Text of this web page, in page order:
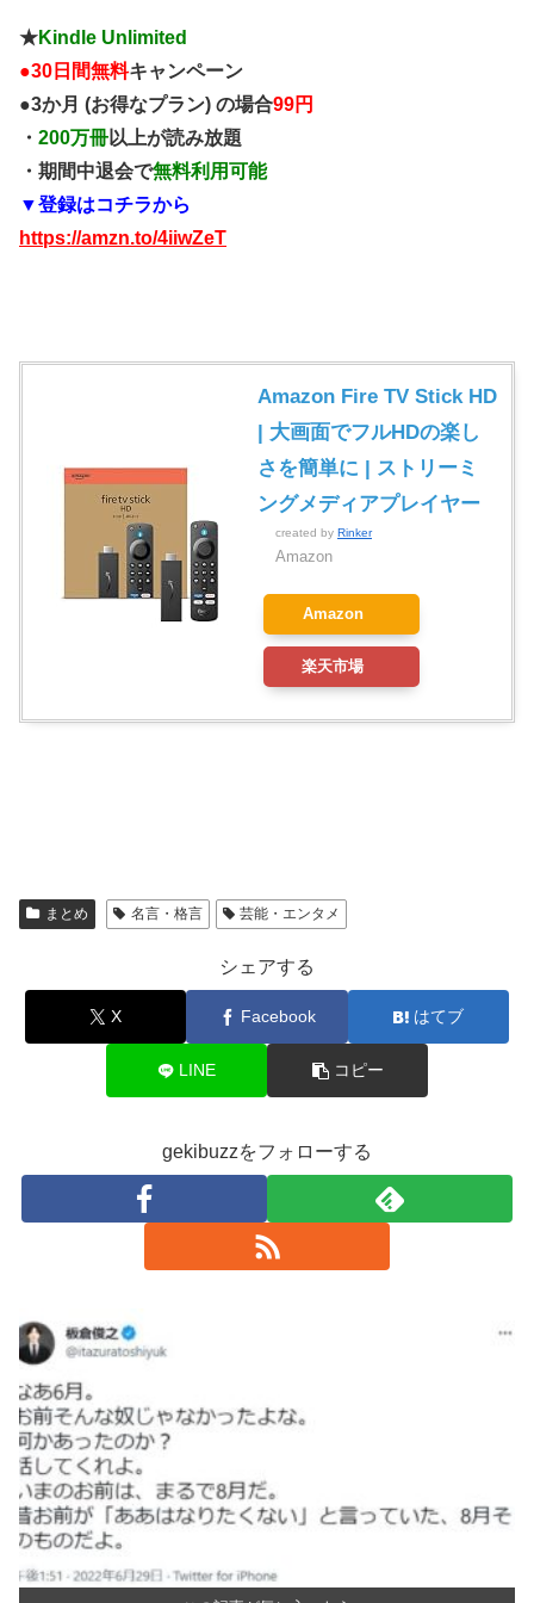
★Kindle Unlimited
●30日間無料キャンペーン
●3か月 (お得なプラン) の場合99円
・ 200万冊以上が読み放題
・期間中退会で無料利用可能
▼登録はコチラから
https://amzn.to/4iiwZeT
Amazon Fire TV Stick HD
| 大画面でフルHDの楽し
さを簡単に | ストリーミ
ングメディアプレイヤー
created by Rinker
Amazon
Amazon
楽天市場
まとめ 名言・格言 芸能・エンタメ
シェアする
X Facebook はてブ
LINE コピー
gekibuzzをフォローする